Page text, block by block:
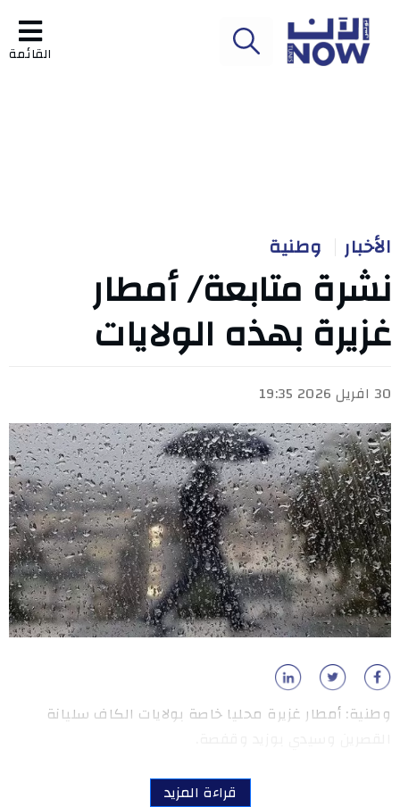
القائمة
الأخبار وطنية
نشرة متابعة/ أمطار
غزيرة بهذه الولايات
30 افريل 2026 19:35
وطنية: أمطار غزيرة محليا خاصة بولايات الكاف سليانة
قراءة المزيد